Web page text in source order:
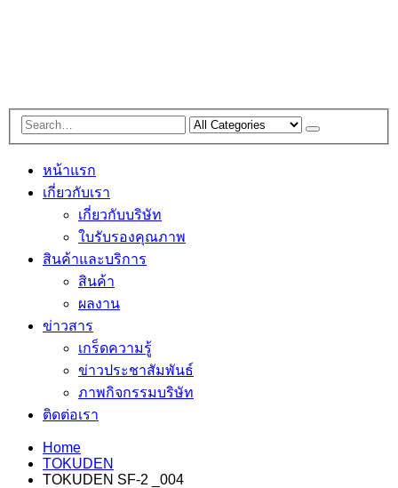
หน้าแรก
เกี่ยวกับเรา
เกี่ยวกับบริษัท
ใบรับรองคุณภาพ
สินค้าและบริการ
สินค้า
ผลงาน
ข่าวสาร
เกร็ดความรู้
ข่าวประชาสัมพันธ์
ภาพกิจกรรมบริษัท
ติดต่อเรา
Home
TOKUDEN
TOKUDEN SF-2 _004